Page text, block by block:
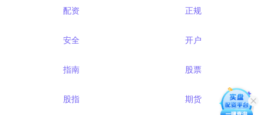
配资 正规
安全 开户
指南 股票
股指 期货